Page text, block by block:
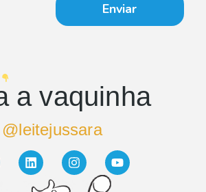
Enviar
a vaquinha
@leitejussara